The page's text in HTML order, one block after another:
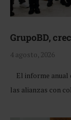
GrupoBD,
4 agosto, 2026
El informe anual
las alianzas con